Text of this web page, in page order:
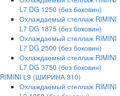
L7 DG 1250 (без боковин)
Охлаждаемый стеллаж RIMINI
L7 DG 1875 (без боковин)
Охлаждаемый стеллаж RIMINI
L7 DG 2500 (без боковин)
Охлаждаемый стеллаж RIMINI
L7 DG 3750 (без боковин)
RIMINI L9 (ШИРИНА 910)
Охлаждаемый стеллаж RIMINI